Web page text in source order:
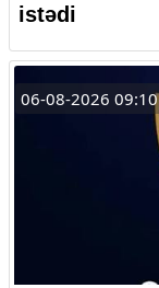
istədi
06-08-2026 09:10